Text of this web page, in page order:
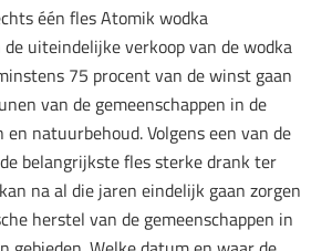
één fles Atomik wodka
de uiteindelijke verkoop van de wodka
75 procent van de winst gaan
van de gemeenschappen in de
en natuurbehoud. Volgens een van de
belangrijkste fles sterke drank ter
na al die jaren eindelijk gaan zorgen
herstel van de gemeenschappen in